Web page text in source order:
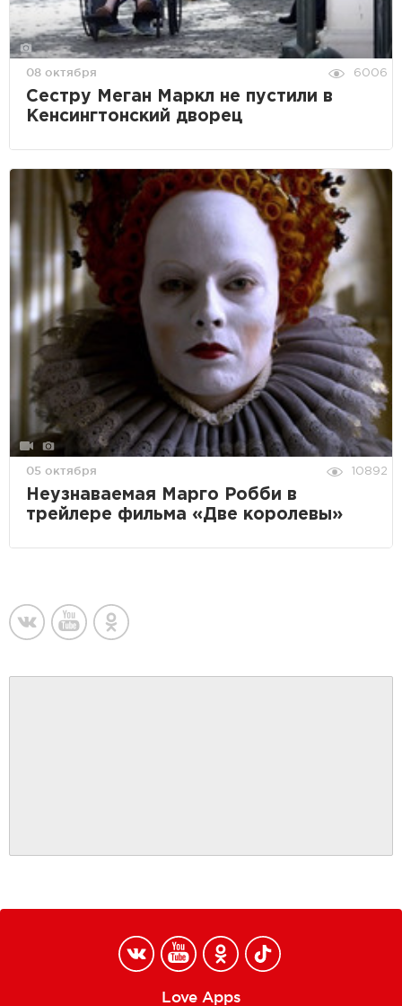
08 октября 6006
Сестру Меган Маркл не пустили в
Кенсингтонский дворец
05 октября 10892
Неузнаваемая Марго Робби в
трейлере фильма «Две королевы»
Love Apps